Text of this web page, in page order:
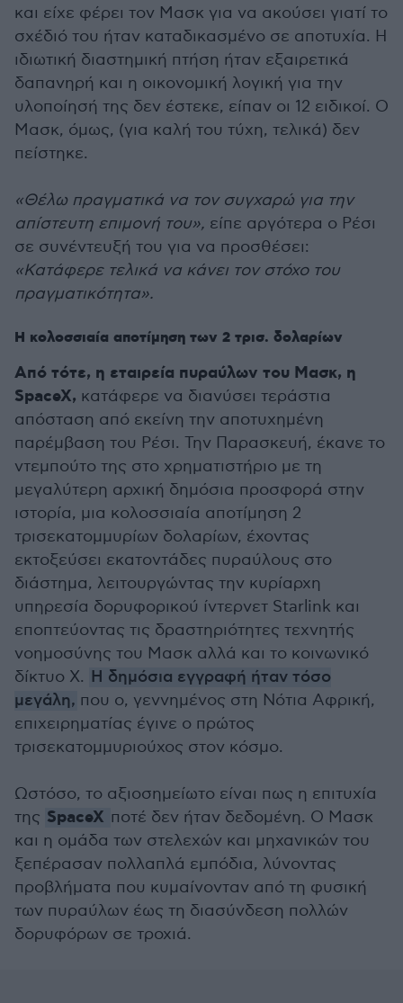
και είχε φέρει τον Μασκ για να ακούσει γιατί το
σχέδιό του ήταν καταδικασμένο σε αποτυχία. Η
ιδιωτική διαστημική πτήση ήταν εξαιρετικά
δαπανηρή και η οικονομική λογική για την
υλοποίησή της δεν έστεκε, είπαν οι 12 ειδικοί. Ο
Μασκ, όμως, (για καλή του τύχη, τελικά) δεν
πείστηκε.
«Θέλω πραγματικά να τον συγχαρώ για την
απίστευτη επιμονή του», είπε αργότερα ο Ρέσι
σε συνέντευξή του για να προσθέσει:
«Κατάφερε τελικά να κάνει τον στόχο του
πραγματικότητα».
Η κολοσσιαία αποτίμηση των 2 τρισ. δολαρίων
Από τότε, η εταιρεία πυραύλων του Μασκ, η
SpaceX, κατάφερε να διανύσει τεράστια
απόσταση από εκείνη την αποτυχημένη
παρέμβαση του Ρέσι. Την Παρασκευή, έκανε το
ντεμπούτο της στο χρηματιστήριο με τη
μεγαλύτερη αρχική δημόσια προσφορά στην
ιστορία, μια κολοσσιαία αποτίμηση 2
τρισεκατομμυρίων δολαρίων, έχοντας
εκτοξεύσει εκατοντάδες πυραύλους στο
διάστημα, λειτουργώντας την κυρίαρχη
υπηρεσία δορυφορικού ίντερνετ Starlink και
εποπτεύοντας τις δραστηριότητες τεχνητής
νοημοσύνης του Μασκ αλλά και το κοινωνικό
δίκτυο X. Η δημόσια εγγραφή ήταν τόσο
μεγάλη, που ο, γεννημένος στη Νότια Αφρική,
επιχειρηματίας έγινε ο πρώτος
τρισεκατομμυριούχος στον κόσμο.
Ωστόσο, το αξιοσημείωτο είναι πως η επιτυχία
της SpaceX ποτέ δεν ήταν δεδομένη. Ο Μασκ
και η ομάδα των στελεχών και μηχανικών του
ξεπέρασαν πολλαπλά εμπόδια, λύνοντας
προβλήματα που κυμαίνονταν από τη φυσική
των πυραύλων έως τη διασύνδεση πολλών
δορυφόρων σε τροχιά.